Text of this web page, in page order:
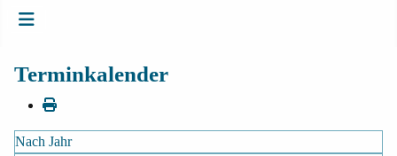
Terminkalender
Nach Jahr